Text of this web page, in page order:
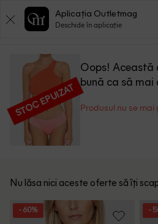
STOC EPUIZAT
Oops! Această
bună ca să mai
Produsul nu se
Nu lăsa nici aceste oferte să îți
- 60% -
Aplicația Outletmag
Deschide în aplicație